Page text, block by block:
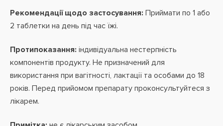
Рекомендації щодо застосування: Приймати по 1 або
2 таблетки на день під час їжі.
Протипоказання: індивідуальна нестерпність
компонентів продукту. Не призначений для
використання при вагітності, лактації та особами до 18
років. Перед прийомом препарату проконсультуйтеся з
лікарем.